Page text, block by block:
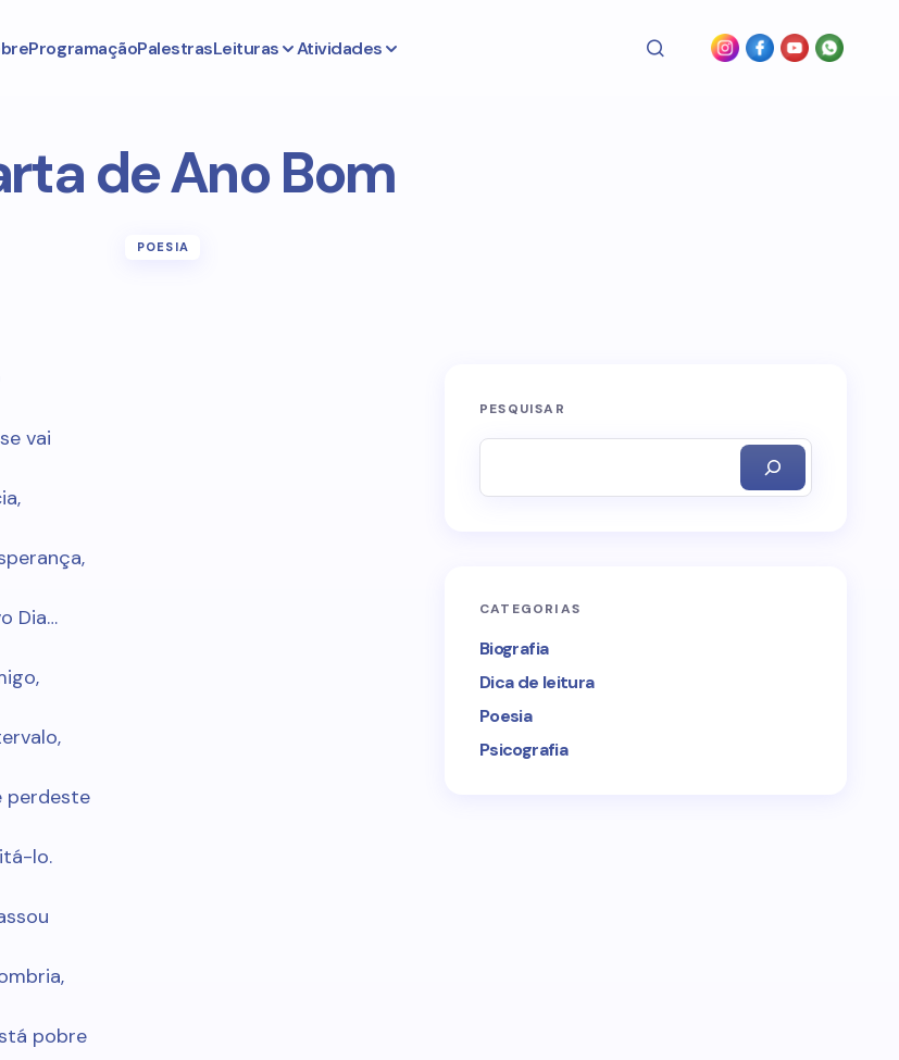
ProgramaçãoPalestrasLeituras Atividades
de Ano Bom
POESIA
vai
Dia…
perdeste
lo.
pobre
PESQUISAR
CATEGORIAS
Biografia
Dica de leitura
Poesia
Psicografia